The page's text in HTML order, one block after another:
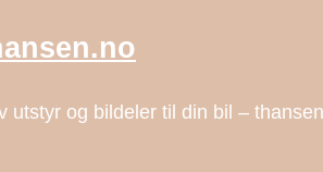
utstyr og bildeler til din bil –